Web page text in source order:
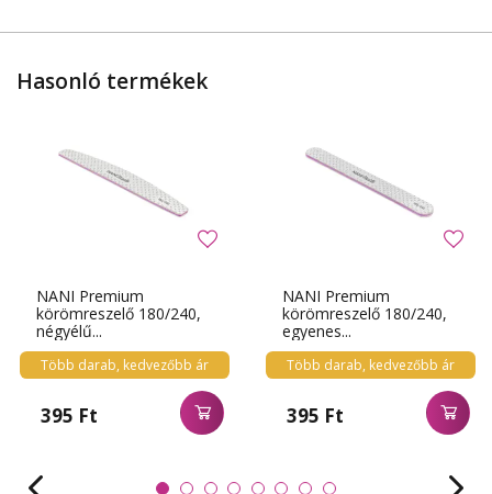
Hasonló termékek
NANI Premium
körömreszelő 180/240,
négyélű...
Több darab, kedvezőbb ár
395 Ft
NANI Premium
körömreszelő 180/240,
egyenes...
Több darab, kedvezőbb ár
395 Ft